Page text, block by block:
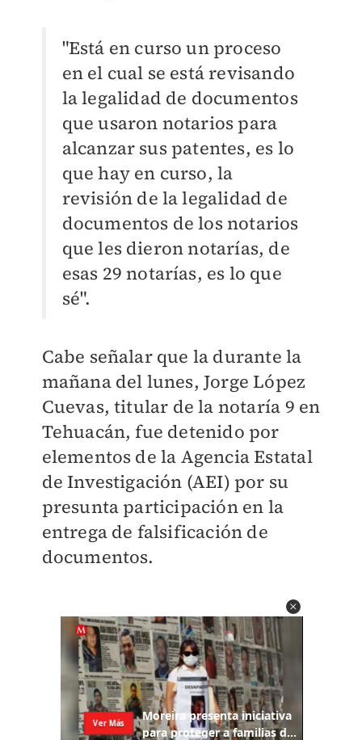
"Está en curso un proceso
en el cual se está revisando
la legalidad de documentos
que usaron notarios para
alcanzar sus patentes, es lo
que hay en curso, la
revisión de la legalidad de
documentos de los notarios
que les dieron notarías, de
esas 29 notarías, es lo que
sé".
Cabe señalar que la durante la
mañana del lunes, Jorge López
Cuevas, titular de la notaría 9 en
Tehuacán, fue detenido por
elementos de la Agencia Estatal
de Investigación (AEI) por su
presunta participación en la
entrega de falsificación de
documentos.